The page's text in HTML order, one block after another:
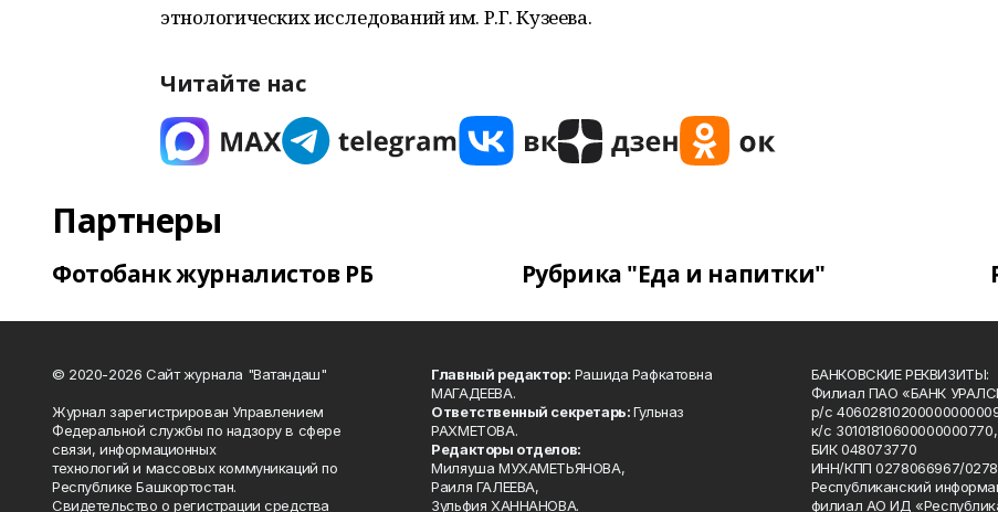
этнологических исследований им. Р.Г. Кузеева.
Читайте нас
Партнеры
Фотобанк журналистов РБ Рубрика "Еда и напитки"
© 2020-2026 Сайт журнала "Ватандаш"
Журнал зарегистрирован Управлением
Федеральной службы по надзору в сфере
связи, информационных
технологий и массовых коммуникаций по
Республике Башкортостан.
Свидетельство о регистрации средства
Главный редактор: Рашида Рафкатовна
МАГАДЕЕВА.
Ответственный секретарь:Гульназ
РАХМЕТОВА.
Редакторы отделов:
Миляуша МУХАМЕТЬЯНОВА,
Раиля ГАЛЕЕВА,
Зульфия ХАННАНОВА.
БАНКОВСКИЕ РЕКВИЗИТЫ:
Филиал ПАО «БАНК
р/с
к/с 30101810600000000770,
БИК 048073770
ИНН/КПП 0278066967/
Республиканский
филиал АО ИД